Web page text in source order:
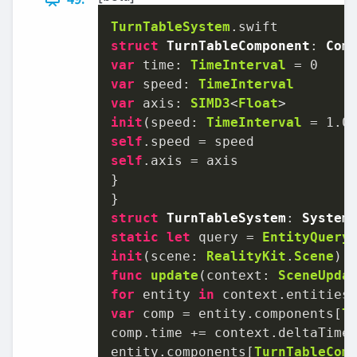
TurnTableSystem
struct TurnTableComponent :
var time: TimeInterval =
0
var speed: TimeInterval
var axis: SIMD3< Float
init ( speed : TimeInterval = 1.0
self .speed =
self .axis = axis
}
struct TurnTableSystem : System
static let query = EntityQuery
init ( scene : RealityKit . Scene
func
update ( context :
for entity in
var comp = entity.components[
comp.time += context.deltaTime
entity.components[